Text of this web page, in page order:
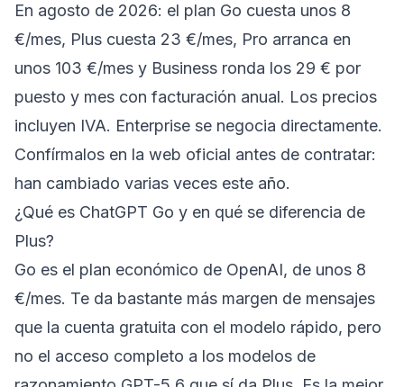
En agosto de 2026: el plan Go cuesta unos 8
€/mes, Plus cuesta 23 €/mes, Pro arranca en
unos 103 €/mes y Business ronda los 29 € por
puesto y mes con facturación anual. Los precios
incluyen IVA. Enterprise se negocia directamente.
Confírmalos en la web oficial antes de contratar:
han cambiado varias veces este año.
¿Qué es ChatGPT Go y en qué se diferencia de
Plus?
Go es el plan económico de OpenAI, de unos 8
€/mes. Te da bastante más margen de mensajes
que la cuenta gratuita con el modelo rápido, pero
no el acceso completo a los modelos de